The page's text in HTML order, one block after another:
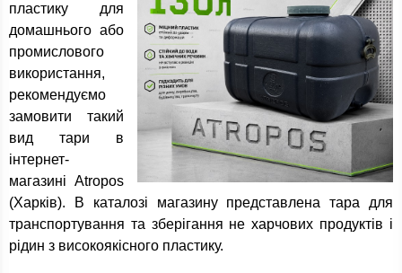
пластику для
домашнього або
промислового
використання,
рекомендуємо
замовити такий
вид тари в
інтернет-
магазині Atropos
(Харків). В каталозі магазину представлена тара для
транспортування та зберігання не харчових продуктів і
рідин з високоякісного пластику.